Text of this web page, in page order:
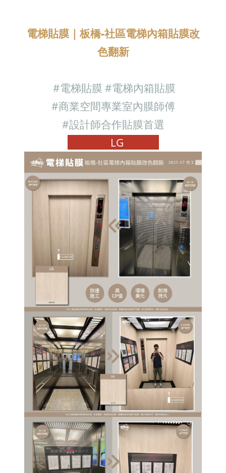
電梯貼膜｜ 板橋-社區電梯內箱貼膜改
色翻新
#電梯貼膜 #電梯內箱貼膜
#商業空間專業室內膜師傅
#設計師合作貼膜首選
LG